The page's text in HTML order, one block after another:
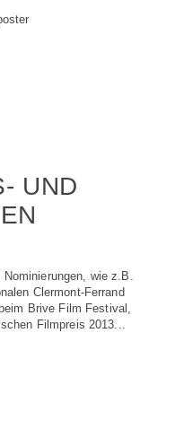
UND
wie z.B.
Clermont-Ferrand
Brive Film Festival,
Filmpreis 2013...